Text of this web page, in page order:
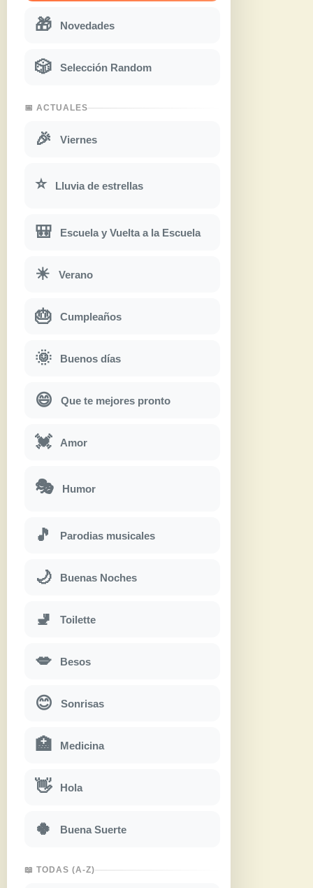
🎁 Novedades
🎲 Selección Random
📅 ACTUALES
🎉 Viernes
⭐ Lluvia de estrellas
🎒 Escuela y Vuelta a la Escuela
☀ Verano
🎂 Cumpleaños
🌞 Buenos días
😄 Que te mejores pronto
💓 Amor
🎭 Humor
🎵 Parodias musicales
🌙 Buenas Noches
🚽 Toilette
💋 Besos
😊 Sonrisas
🏥 Medicina
👋 Hola
🍀 Buena Suerte
📖 TODAS (A-Z)